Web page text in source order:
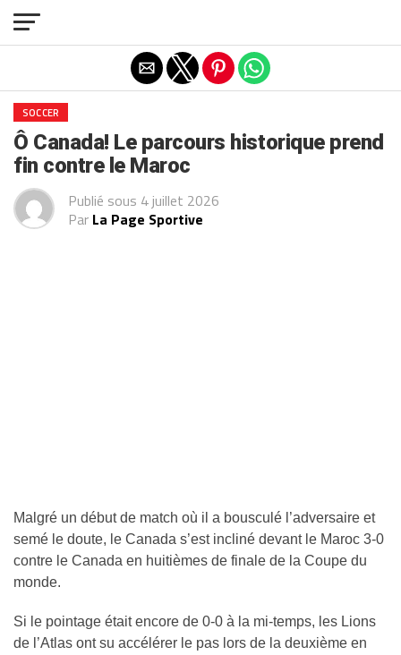
SOCCER
Ô Canada! Le parcours historique prend
fin contre le Maroc
Publié sous 4 juillet 2026
Par La Page Sportive
Malgré un début de match où il a bousculé l’adversaire et
semé le doute, le Canada s’est incliné devant le Maroc 3-0
contre le Canada en huitièmes de finale de la Coupe du
monde.
Si le pointage était encore de 0-0 à la mi-temps, les Lions
de l’Atlas ont su accélérer le pas lors de la deuxième en